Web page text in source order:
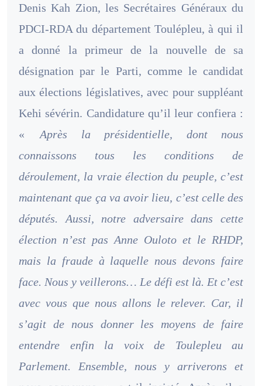
Denis Kah Zion, les Secrétaires Généraux du
PDCI-RDA du département Toulépleu, à qui il
a donné la primeur de la nouvelle de sa
désignation par le Parti, comme le candidat
aux élections législatives, avec pour suppléant
Kehi sévérin. Candidature qu’il leur confiera :
«
Après la présidentielle, dont nous
connaissons tous les conditions de
déroulement, la vraie élection du peuple, c’est
maintenant que ça va avoir lieu, c’est celle des
députés. Aussi, notre adversaire dans cette
élection n’est pas Anne Ouloto et le RHDP,
mais la fraude à laquelle nous devons faire
face. Nous y veillerons… Le défi est là. Et c’est
avec vous que nous allons le relever. Car, il
s’agit de nous donner les moyens de faire
entendre enfin la voix de Toulepleu au
Parlement. Ensemble, nous y arriverons et